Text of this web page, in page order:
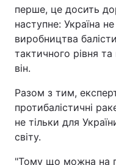
перше, це досить
наступне: Україна
виробництва
тактичного рівня
він.
Разом з тим,
протибалістичні
не тільки для
світу.
"Тому що можна на